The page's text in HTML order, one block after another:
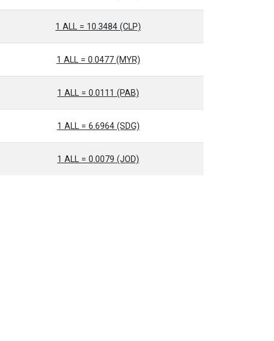
1 ALL = 10.3484 (CLP)
1 ALL = 0.0477 (MYR)
1 ALL = 0.0111 (PAB)
1 ALL = 6.6964 (SDG)
1 ALL = 0.0079 (JOD)